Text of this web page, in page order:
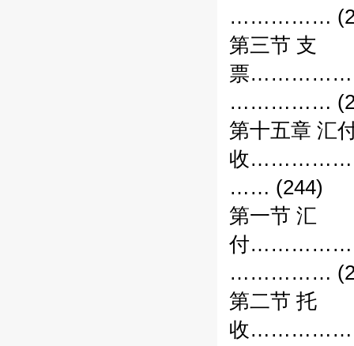
……………
第三节 支
票
……………
第十五章 汇
收
…… (244)
第一节 汇
付
……………
第二节 托
收